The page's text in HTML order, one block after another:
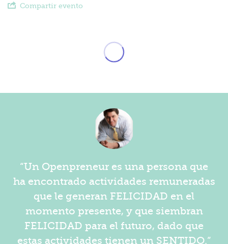
Compartir evento
“Un Openpreneur es una persona que
ha encontrado actividades remuneradas
que le generan FELICIDAD en el
momento presente, y que siembran
FELICIDAD para el futuro, dado que
estas actividades tienen un SENTIDO.”